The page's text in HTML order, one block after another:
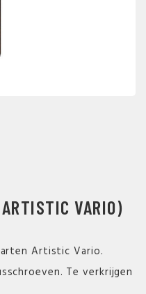
VARIO)
Artistic Vario.
Te verkrijgen